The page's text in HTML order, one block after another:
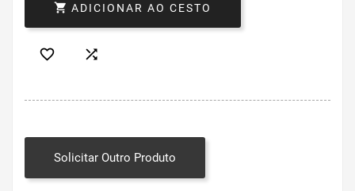
 ADICIONAR AO CESTO
 
Solicitar Outro Produto